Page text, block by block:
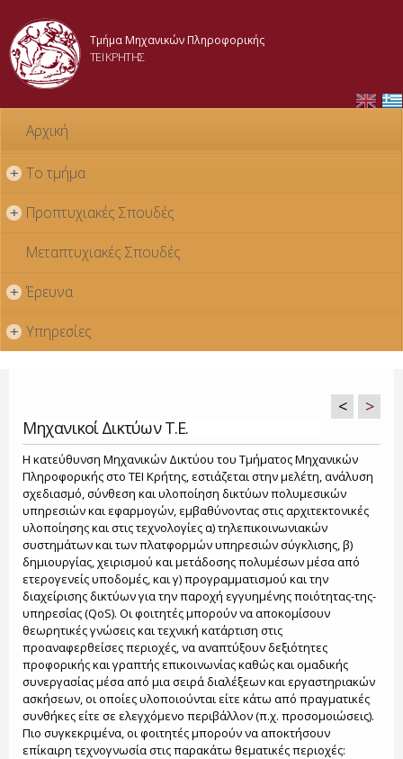
content
Τμήμα Μηχανικών Πληροφορικής
ΤΕΙ ΚΡΗΤΗΣ
Αρχική
+ Το τμήμα
+ Προπτυχιακές Σπουδές
Μεταπτυχιακές Σπουδές
+ Έρευνα
+ Υπηρεσίες
Μηχανικοί Δικτύων Τ.Ε.
< >
Η κατεύθυνση Μηχανικών Δικτύου του Τμήματος Μηχανικών
Πληροφορικής στο ΤΕΙ Κρήτης, εστιάζεται στην μελέτη, ανάλυση
σχεδιασμό, σύνθεση και υλοποίηση δικτύων πολυμεσικών
υπηρεσιών και εφαρμογών, εμβαθύνοντας στις αρχιτεκτονικές
υλοποίησης και στις τεχνολογίες α) τηλεπικοινωνιακών
συστημάτων και των πλατφορμών υπηρεσιών σύγκλισης, β)
δημιουργίας, χειρισμού και μετάδοσης πολυμέσων μέσα από
ετερογενείς υποδομές, και γ) προγραμματισμού και την
διαχείρισης δικτύων για την παροχή εγγυημένης ποιότητας-της-
υπηρεσίας (QoS). Οι φοιτητές μπορούν να αποκομίσουν
θεωρητικές γνώσεις και τεχνική κατάρτιση στις
προαναφερθείσες περιοχές, να αναπτύξουν δεξιότητες
προφορικής και γραπτής επικοινωνίας καθώς και ομαδικής
συνεργασίας μέσα από μια σειρά διαλέξεων και εργαστηριακών
ασκήσεων, οι οποίες υλοποιούνται είτε κάτω από πραγματικές
συνθήκες είτε σε ελεγχόμενο περιβάλλον (π.χ. προσομοιώσεις).
Πιο συγκεκριμένα, οι φοιτητές μπορούν να αποκτήσουν
επίκαιρη τεχνογνωσία στις παρακάτω θεματικές περιοχές: